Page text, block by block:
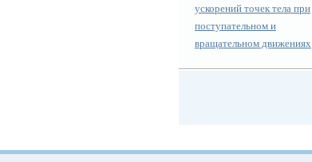
ускорений точек тела при
поступательном и
вращательном движениях